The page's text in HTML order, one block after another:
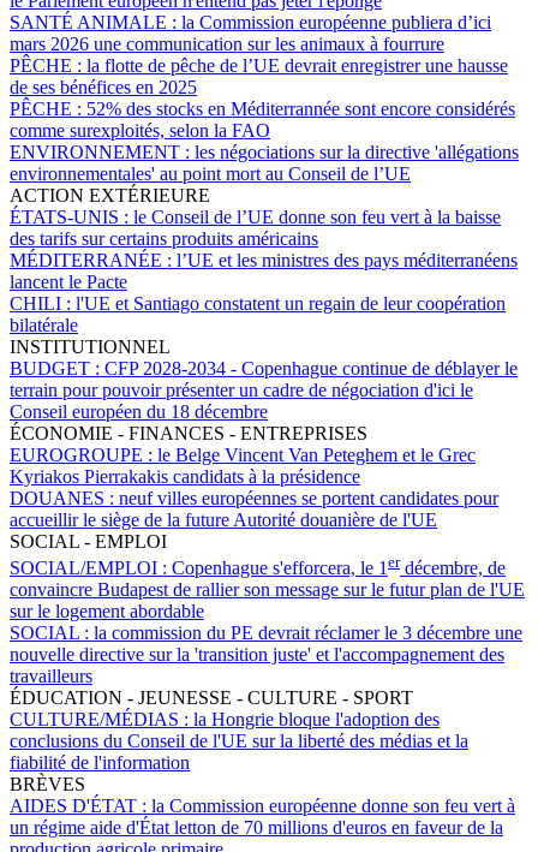
SANTÉ ANIMALE : la Commission européenne publiera d’ici
mars 2026 une communication sur les animaux à fourrure
PÊCHE : la flotte de pêche de l’UE devrait enregistrer une hausse
de ses bénéfices en 2025
PÊCHE : 52% des stocks en Méditerrannée sont encore considérés
comme surexploités, selon la FAO
ENVIRONNEMENT : les négociations sur la directive 'allégations
environnementales' au point mort au Conseil de l’UE
ACTION EXTÉRIEURE
ÉTATS-UNIS : le Conseil de l’UE donne son feu vert à la baisse
des tarifs sur certains produits américains
MÉDITERRANÉE : l’UE et les ministres des pays méditerranéens
lancent le Pacte
CHILI : l'UE et Santiago constatent un regain de leur coopération
bilatérale
INSTITUTIONNEL
BUDGET : CFP 2028-2034 - Copenhague continue de déblayer le
terrain pour pouvoir présenter un cadre de négociation d'ici le
Conseil européen du 18 décembre
ÉCONOMIE - FINANCES - ENTREPRISES
EUROGROUPE : le Belge Vincent Van Peteghem et le Grec
Kyriakos Pierrakakis candidats à la présidence
DOUANES : neuf villes européennes se portent candidates pour
accueillir le siège de la future Autorité douanière de l'UE
SOCIAL - EMPLOI
SOCIAL/EMPLOI : Copenhague s'efforcera, le 1erdécembre, de
convaincre Budapest de rallier son message sur le futur plan de l'UE
sur le logement abordable
SOCIAL : la commission du PE devrait réclamer le 3 décembre une
nouvelle directive sur la 'transition juste' et l'accompagnement des
travailleurs
ÉDUCATION - JEUNESSE - CULTURE - SPORT
CULTURE/MÉDIAS : la Hongrie bloque l'adoption des
conclusions du Conseil de l'UE sur la liberté des médias et la
fiabilité de l'information
BRÈVES
AIDES D'ÉTAT : la Commission européenne donne son feu vert à
un régime aide d'État letton de 70 millions d'euros en faveur de la